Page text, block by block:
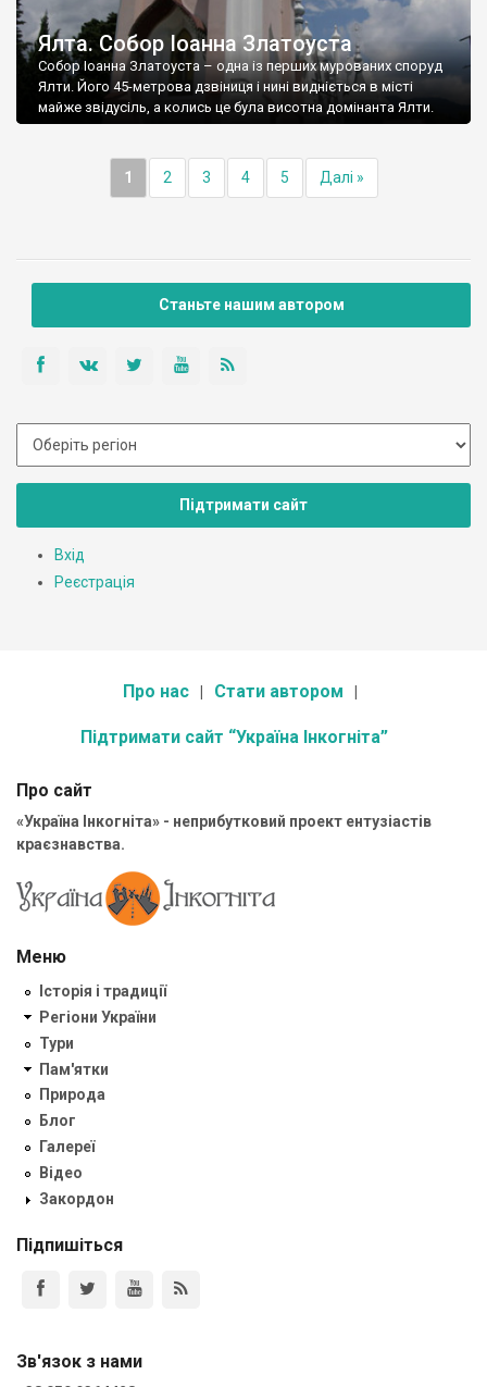
Ялта. Собор Іоанна Златоуста
Собор Іоанна Златоуста – одна із перших мурованих споруд
Ялти. Його 45-метрова дзвіниця і нині видніється в місті
майже звідусіль, а колись це була висотна домінанта Ялти.
1 2 3 4 5 Далі »
Станьте нашим автором
Підтримати сайт
Вхід
Реєстрація
Про нас Стати автором
Підтримати сайт “Україна Інкогніта”
Про сайт
«Україна Інкогніта» - неприбутковий проект ентузіастів
краєзнавства.
Меню
Історія і традиції
Регіони України
Тури
Пам'ятки
Природа
Блог
Галереї
Відео
Закордон
Підпишіться
Зв'язок з нами